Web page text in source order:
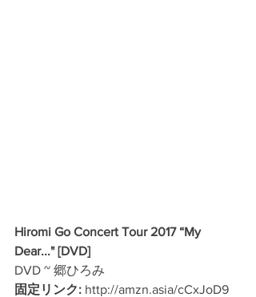
Hiromi Go Concert Tour 2017 “My
Dear..." [DVD]
DVD ~ 郷ひろみ
固定リンク: http://amzn.asia/cCxJoD9